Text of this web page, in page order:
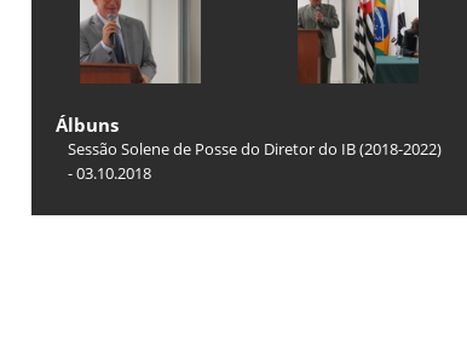
Álbuns
Sessão Solene de Posse do Diretor do IB (2018-2022)
- 03.10.2018